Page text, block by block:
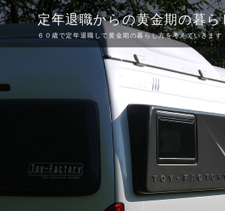
Skip
to
定年退職からの黄金期の暮
６０歳で定年退職して黄金期の暮らし方を考えていきます